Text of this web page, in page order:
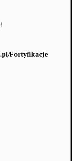
Fortyfikacje